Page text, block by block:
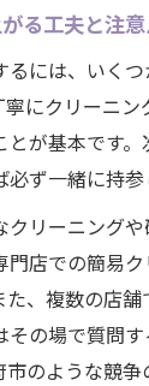
る工夫と注
には、いく
にクリーニ
が基本です
ず一緒に持参
リーニング
店での簡易
、複数の店
の場で質問
のような競